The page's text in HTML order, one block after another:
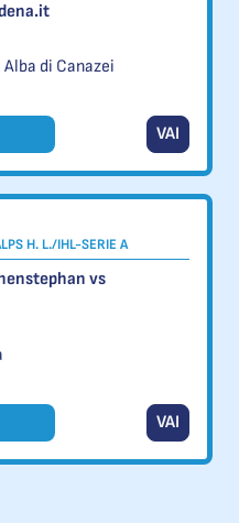
di Canazei
VAI
H. L./IHL-SERIE A
vs
VAI